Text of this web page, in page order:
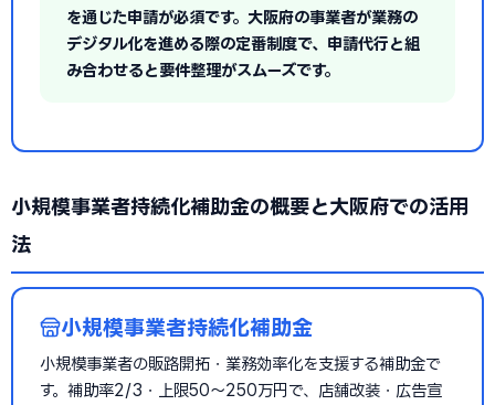
を通じた申請が必須です。大阪府の事業者が業務の
デジタル化を進める際の定番制度で、申請代行と組
み合わせると要件整理がスムーズです。
小規模事業者持続化補助金の概要と大阪府での活用
法
小規模事業者持続化補助金
小規模事業者の販路開拓・業務効率化を支援する補助金で
す。補助率2/3・上限50〜250万円で、店舗改装・広告宣